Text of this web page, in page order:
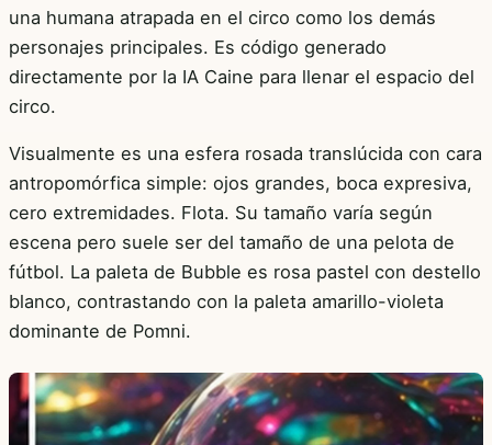
una humana atrapada en el circo como los demás
personajes principales. Es código generado
directamente por la IA Caine para llenar el espacio del
circo.
Visualmente es una esfera rosada translúcida con cara
antropomórfica simple: ojos grandes, boca expresiva,
cero extremidades. Flota. Su tamaño varía según
escena pero suele ser del tamaño de una pelota de
fútbol. La paleta de Bubble es rosa pastel con destello
blanco, contrastando con la paleta amarillo-violeta
dominante de Pomni.